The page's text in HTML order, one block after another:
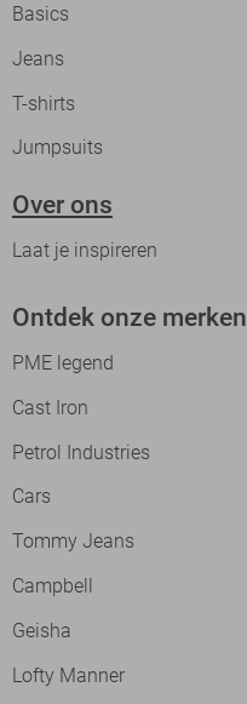
Basics
Jeans
T-shirts
Jumpsuits
Over ons
Laat je inspireren
Ontdek onze merken
PME legend
Cast Iron
Petrol Industries
Cars
Tommy Jeans
Campbell
Geisha
Lofty Manner